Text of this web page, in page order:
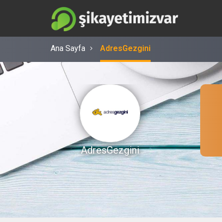
Ana Sayfa AdresGezgini
AdresGezgini